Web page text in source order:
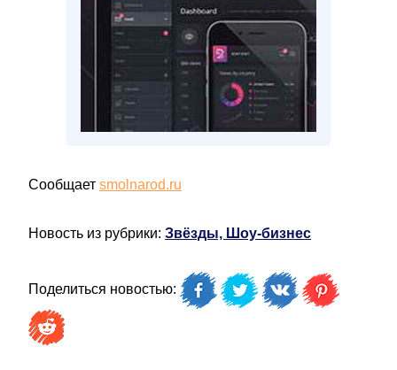
Сообщает smolnarod.ru
Новость из рубрики: Звёзды, Шоу-бизнес
Поделиться новостью: